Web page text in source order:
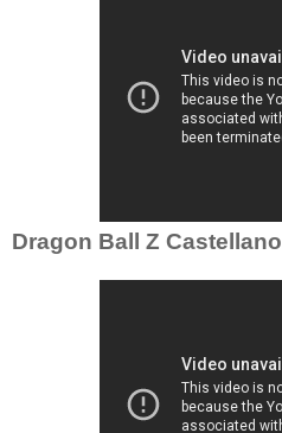
Dragon Ball Z Castellano